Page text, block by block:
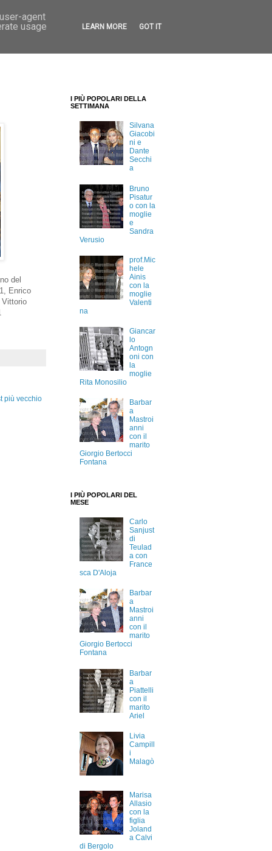
del
Enrico
più vecchio
I PIÙ POPOLARI DELLA
SETTIMANA
Silvana
Giacobi
ni e
Dante
Secchi
a
Bruno
Pisatur
o con la
moglie
e
Sandra
Verusio
prof.Mic
hele
Ainis
con la
moglie
Valenti
na
Giancar
lo
Antogn
oni con
la
moglie
Rita Monosilio
Barbar
a
Mastroi
anni
con il
marito
Giorgio Bertocci
Fontana
I PIÙ POPOLARI DEL
MESE
Carlo
Sanjust
di
Teulad
a con
France
sca D'Aloja
Barbar
a
Mastroi
anni
con il
marito
Giorgio Bertocci
Fontana
Barbar
a
Piattelli
con il
marito
Ariel
Livia
Campill
i
Malagò
Marisa
Allasio
con la
figlia
Joland
a Calvi
di Bergolo
agent
usage
LEARN MORE GOT IT